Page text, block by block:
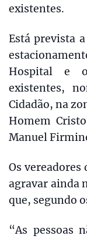
existentes.
Está prevista
Hospital e
existentes,
Cidadão, na
Homem
Manuel
Os vereadores
agravar ainda
que, segundo
“As pessoas